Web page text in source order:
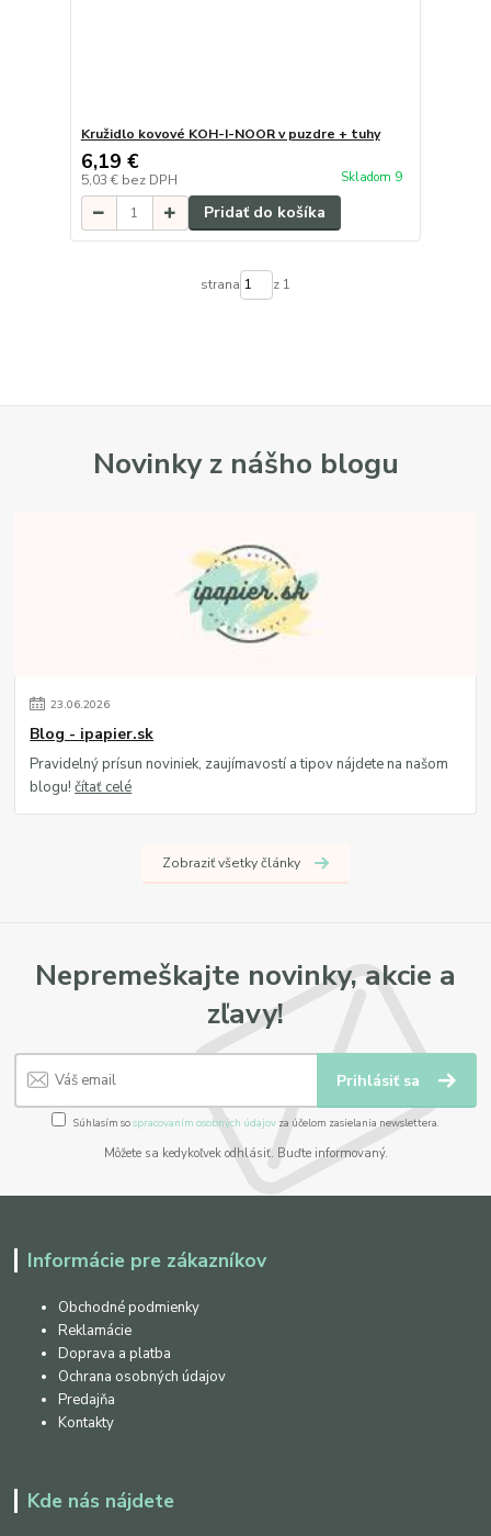
Kružidlo kovové KOH-I-NOOR v puzdre + tuhy
6,19 €
5,03 € bez DPH Skladom 9
Pridať do košíka
strana z 1
Novinky z nášho blogu
23.06.2026
Blog - ipapier.sk
Pravidelný prísun noviniek, zaujímavostí a tipov nájdete na našom
blogu!čítať celé
Zobraziť všetky články
Nepremeškajte novinky, akcie a
zľavy!
Prihlásiť sa
Súhlasím sospracovaním osobných údajov za účelom zasielania newslettera.
Môžete sa kedykoľvek odhlásiť. Buďte informovaný.
Informácie pre zákazníkov
Obchodné podmienky
Reklamácie
Doprava a platba
Ochrana osobných údajov
Predajňa
Kontakty
Kde nás nájdete